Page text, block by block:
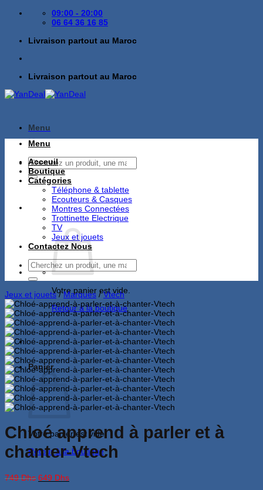
Passer
09:00 - 20:00
06 64 36 16 85
Livraison partout au Maroc
Livraison partout au Maroc
Menu
Recherche
pour :
Votre panier est vide.
Retour à la boutique
Panier
Votre panier est vide.
Retour à la boutique
Menu
Acceuil
Boutique
Catégories
Téléphone & tablette
Ecouteurs & Casques
Montres Connectées
Trottinette Electrique
TV
Jeux et jouets
Contactez Nous
Recherche
pour :
Jeux et jouets / Marques / Vtech
Chloé apprend à parler et à
chanter-Vtech
749Dhs Le
649 DhsLe